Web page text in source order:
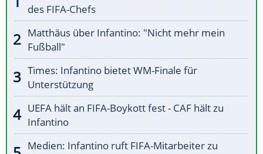
des FIFA-Chefs
Matthäus über Infantino: "Nicht mehr mein
Fußball"
Times: Infantino bietet WM-Finale für
Unterstützung
UEFA hält an FIFA-Boykott fest - CAF hält zu
Infantino
Medien: Infantino ruft FIFA-Mitarbeiter zu